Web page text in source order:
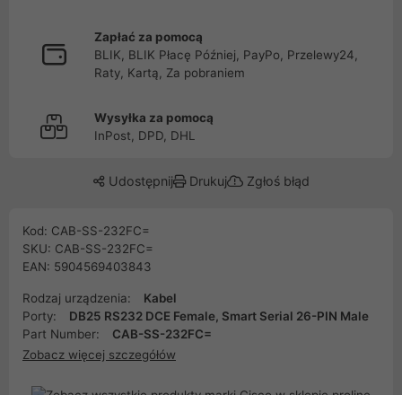
Zapłać za pomocą
BLIK, BLIK Płacę Później, PayPo, Przelewy24,
Raty, Kartą, Za pobraniem
Wysyłka za pomocą
InPost, DPD, DHL
Udostępnij Drukuj Zgłoś błąd
Kod: CAB-SS-232FC=
SKU: CAB-SS-232FC=
EAN: 5904569403843
Rodzaj urządzenia:
Kabel
Porty:
DB25 RS232 DCE Female, Smart Serial 26-PIN Male
Part Number:
CAB-SS-232FC=
Zobacz więcej szczegółów